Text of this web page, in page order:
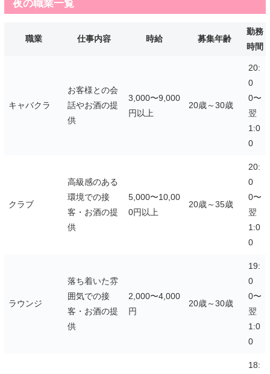
夜の職業一覧
職業 仕事内容 時給 募集年齢
勤務
時間
キャバクラ
お客様との会
話やお酒の提
供
3,000〜9,000
円以上
20歳～30歳
20:
0
0〜
翌
1:0
0
クラブ
高級感のある
環境での接
客・お酒の提
供
5,000〜10,00
0円以上
20歳～35歳
20:
0
0〜
翌
1:0
0
ラウンジ
落ち着いた雰
囲気での接
客・お酒の提
供
2,000〜4,000
円
20歳～30歳
19:
0
0〜
翌
1:0
0
18: